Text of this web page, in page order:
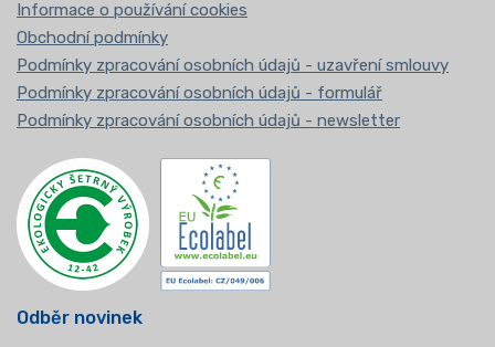
Informace o používání cookies
Obchodní podmínky
Podmínky zpracování osobních údajů - uzavření smlouvy
Podmínky zpracování osobních údajů - formulář
Podmínky zpracování osobních údajů - newsletter
Odběr novinek